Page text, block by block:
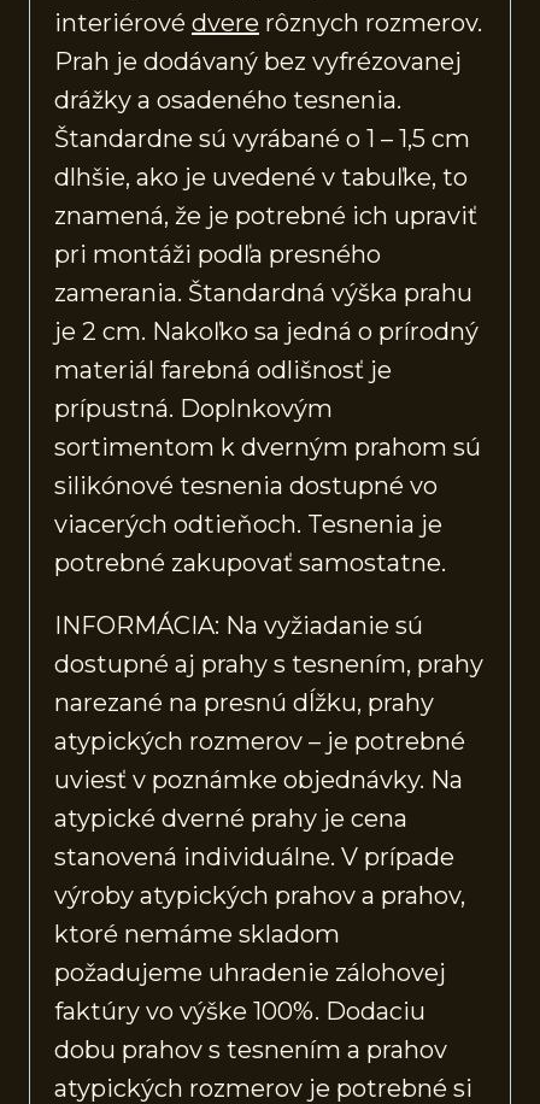
interiérové dvere rôznych rozmerov.
Prah je dodávaný bez vyfrézovanej
drážky a osadeného tesnenia.
Štandardne sú vyrábané o 1 – 1,5 cm
dlhšie, ako je uvedené v tabuľke, to
znamená, že je potrebné ich upraviť
pri montáži podľa presného
zamerania. Štandardná výška prahu
je 2 cm. Nakoľko sa jedná o prírodný
materiál farebná odlišnosť je
prípustná. Doplnkovým
sortimentom k dverným prahom sú
silikónové tesnenia dostupné vo
viacerých odtieňoch. Tesnenia je
potrebné zakupovať samostatne.
INFORMÁCIA: Na vyžiadanie sú
dostupné aj prahy s tesnením, prahy
narezané na presnú dĺžku, prahy
atypických rozmerov – je potrebné
uviesť v poznámke objednávky. Na
atypické dverné prahy je cena
stanovená individuálne. V prípade
výroby atypických prahov a prahov,
ktoré nemáme skladom
požadujeme uhradenie zálohovej
faktúry vo výške 100%. Dodaciu
dobu prahov s tesnením a prahov
atypických rozmerov je potrebné si